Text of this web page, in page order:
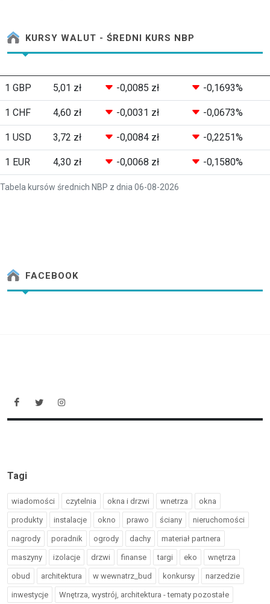
KURSY WALUT - ŚREDNI KURS NBP
Tabela kursów średnich NBP z dnia 06-08-2026
1 GBP 5,01 zł -0,0085 zł -0,1693%
1 CHF 4,60 zł -0,0031 zł -0,0673%
1 USD 3,72 zł -0,0084 zł -0,2251%
1 EUR 4,30 zł -0,0068 zł -0,1580%
FACEBOOK
Tagi
wiadomości czytelnia okna i drzwi wnetrza okna
produkty instalacje okno prawo ściany nieruchomości
nagrody poradnik ogrody dachy materiał partnera
maszyny izolacje drzwi finanse targi eko wnętrza
obud architektura w wewnatrz_bud konkursy narzedzie
inwestycje Wnętrza, wystrój, architektura - tematy pozostałe